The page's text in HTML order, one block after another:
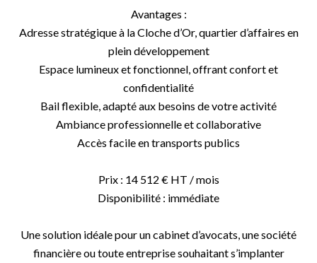
Avantages :
Adresse stratégique à la Cloche d’Or, quartier d’affaires en
plein développement
Espace lumineux et fonctionnel, offrant confort et
confidentialité
Bail flexible, adapté aux besoins de votre activité
Ambiance professionnelle et collaborative
Accès facile en transports publics
Prix : 14 512 € HT / mois
Disponibilité : immédiate
Une solution idéale pour un cabinet d’avocats, une société
financière ou toute entreprise souhaitant s’implanter